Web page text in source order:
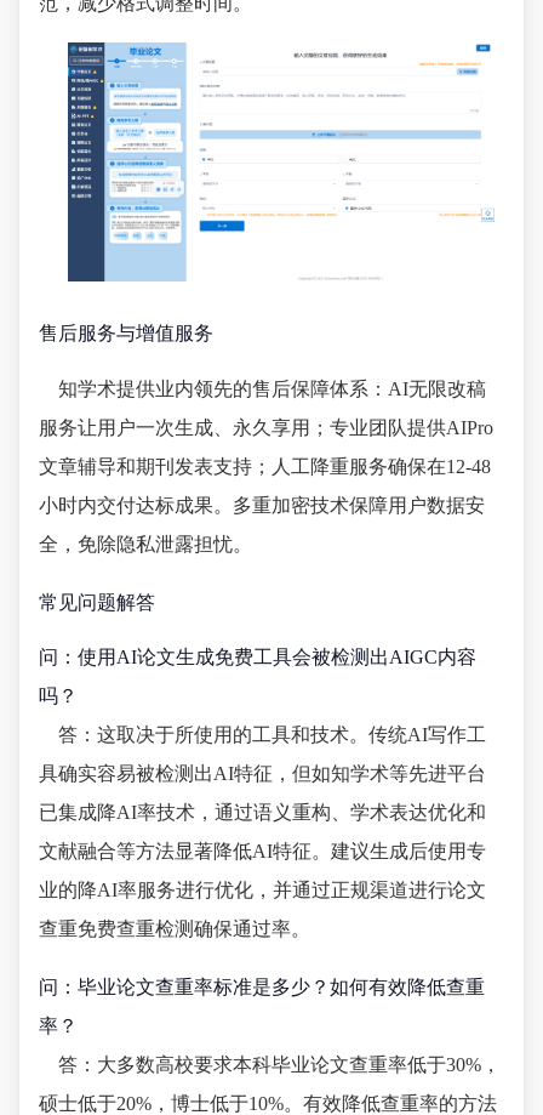
售后服务与增值服务
知学术提供业内领先的售后保障体系：AI无限改稿
服务让用户一次生成、永久享用；专业团队提供AIPro
文章辅导和期刊发表支持；人工降重服务确保在12-48
小时内交付达标成果。多重加密技术保障用户数据安
全，免除隐私泄露担忧。
常见问题解答
问：使用AI论文生成免费工具会被检测出AIGC内容
吗？
答：这取决于所使用的工具和技术。传统AI写作工
具确实容易被检测出AI特征，但如知学术等先进平台
已集成降AI率技术，通过语义重构、学术表达优化和
文献融合等方法显著降低AI特征。建议生成后使用专
业的降AI率服务进行优化，并通过正规渠道进行论文
查重免费查重检测确保通过率。
问：毕业论文查重率标准是多少？如何有效降低查重
率？
答：大多数高校要求本科毕业论文查重率低于30%，
硕士低于20%，博士低于10%。有效降低查重率的方法